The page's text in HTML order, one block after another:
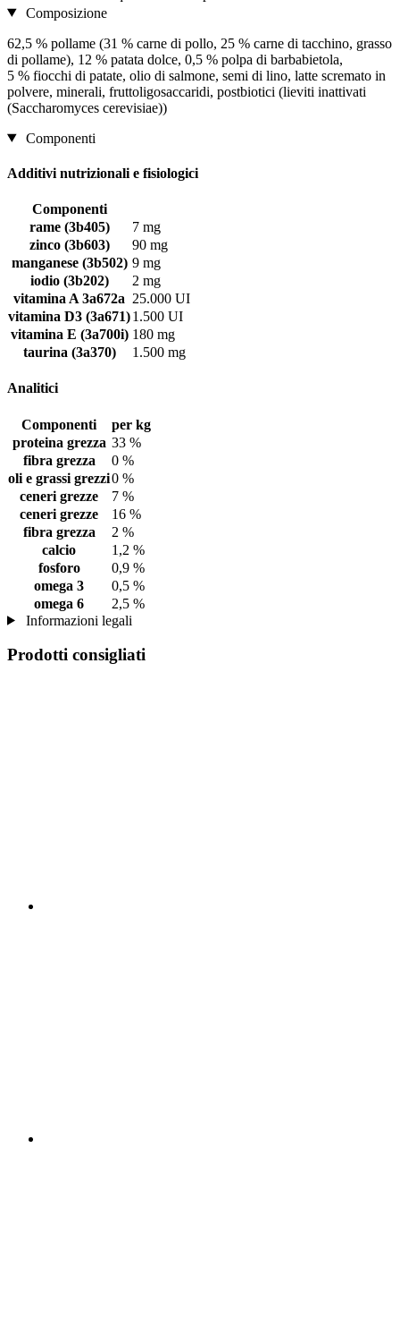
Composizione
62,5 % pollame (31 % carne di pollo, 25 % carne di tacchino, grasso
di pollame), 12 % patata dolce, 0,5 % polpa di barbabietola,
5 % fiocchi di patate, olio di salmone, semi di lino, latte scremato in
polvere, minerali, fruttoligosaccaridi, postbiotici (lieviti inattivati
(Saccharomyces cerevisiae))
Componenti
Additivi nutrizionali e fisiologici
Componenti
rame (3b405)
7 mg
zinco (3b603)
90 mg
manganese (3b502) 9 mg
iodio (3b202)
2 mg
vitamina A 3a672a 25.000 UI
vitamina D3 (3a671)1.500 UI
vitamina E (3a700i) 180 mg
taurina (3a370)
1.500 mg
Analitici
Componenti
per kg
proteina grezza 33 %
fibra grezza
0 %
oli e grassi grezzi0 %
ceneri grezze
7 %
ceneri grezze
16 %
fibra grezza
2 %
calcio
1,2 %
fosforo
0,9 %
omega 3
0,5 %
omega 6
2,5 %
Informazioni legali
Prodotti consigliati